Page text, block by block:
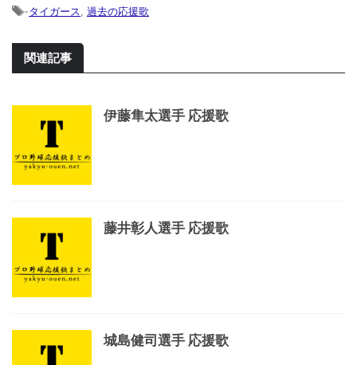
-タイガース 過去の応援歌
関連記事
伊藤隼太選手 応援歌
藤井彰人選手 応援歌
城島健司選手 応援歌